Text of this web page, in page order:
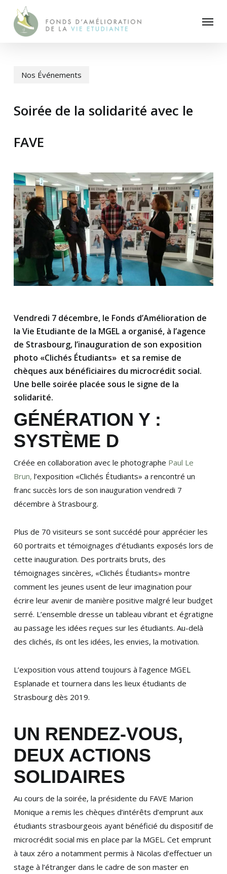
main
Menu
Nos Événements
Soirée de la solidarité avec le
FAVE
Vendredi 7 décembre, le Fonds d’Amélioration de
la Vie Etudiante de la MGEL a organisé, à l’agence
de Strasbourg, l’inauguration de son exposition
photo «Clichés Étudiants» et sa remise de
chèques aux bénéficiaires du microcrédit social.
Une belle soirée placée sous le signe de la
solidarité.
GÉNÉRATION Y :
SYSTÈME D
Créée en collaboration avec le photographe Paul Le
Brun, l’exposition «Clichés Étudiants» a rencontré un
franc succès lors de son inauguration vendredi 7
décembre à Strasbourg.
Plus de 70 visiteurs se sont succédé pour apprécier les
60 portraits et témoignages d’étudiants exposés lors de
cette inauguration. Des portraits bruts, des
témoignages sincères, «Clichés Étudiants» montre
comment les jeunes usent de leur imagination pour
écrire leur avenir de manière positive malgré leur budget
serré. L’ensemble dresse un tableau vibrant et égratigne
au passage les idées reçues sur les étudiants. Au-delà
des clichés, ils ont les idées, les envies, la motivation.
L’exposition vous attend toujours à l’agence MGEL
Esplanade et tournera dans les lieux étudiants de
Strasbourg dès 2019.
UN RENDEZ-VOUS,
DEUX ACTIONS
SOLIDAIRES
Au cours de la soirée, la présidente du FAVE Marion
Monique a remis les chèques d’intérêts d’emprunt aux
étudiants strasbourgeois ayant bénéficié du dispositif de
microcrédit social mis en place par la MGEL. Cet emprunt
à taux zéro a notamment permis à Nicolas d’effectuer un
stage à l’étranger dans le cadre de son master en